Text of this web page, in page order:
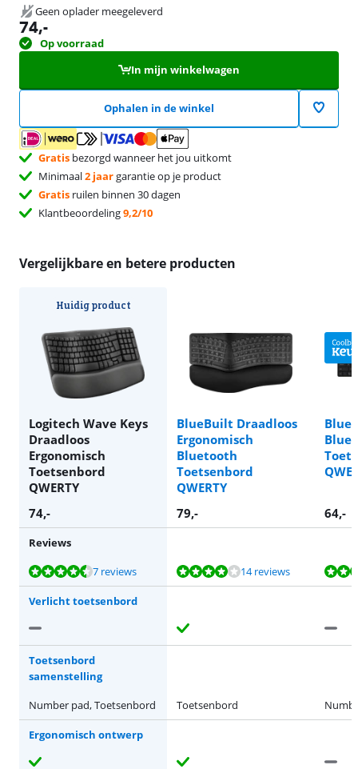
Geen oplader meegeleverd
74,-
Op voorraad
In mijn winkelwagen
Ophalen in de winkel
Gratis bezorgd wanneer het jou uitkomt
Minimaal2 jaargarantie op je product
Gratis ruilen binnen 30 dagen
Klantbeoordeling9,2/10
Vergelijkbare en betere producten
Huidig product
Logitech Wave Keys
Draadloos
Ergonomisch
Toetsenbord
QWERTY
BlueBuilt Draadloos
Ergonomisch
Bluetooth
Toetsenbord
QWERTY
74,- 79,- 64,-
Reviews
Beoordeling is 8,5 van de 10, gebaseerd op 7 reviews.
7 reviews
Beoordeling is 8,2 van de 10, gebaseerd op 14 reviews.14 reviews
Beoordeling is 9,2 van de 10, gebaseerd op 14 reviews.
Beoordeling is 8,6 van de 10, gebaseerd op 12 reviews.
Beoordeling is 8,6 van de 10, gebaseerd op 12 reviews.
Verlicht toetsenbord
Toetsenbord
samenstelling
Number pad, Toetsenbord
Toetsenbord
Ergonomisch ontwerp